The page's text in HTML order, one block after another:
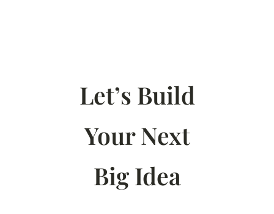
Let’s Build
Your Next
Big Idea